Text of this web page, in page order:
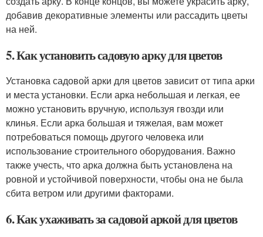
добавив декоративные элементы или рассадить цветы
на ней.
5. Как установить садовую арку для цветов
Установка садовой арки для цветов зависит от типа арки
и места установки. Если арка небольшая и легкая, ее
можно установить вручную, используя гвозди или
клинья. Если арка большая и тяжелая, вам может
потребоваться помощь другого человека или
использование строительного оборудования. Важно
также учесть, что арка должна быть установлена на
ровной и устойчивой поверхности, чтобы она не была
сбита ветром или другими факторами.
6. Как ухаживать за садовой аркой для цветов